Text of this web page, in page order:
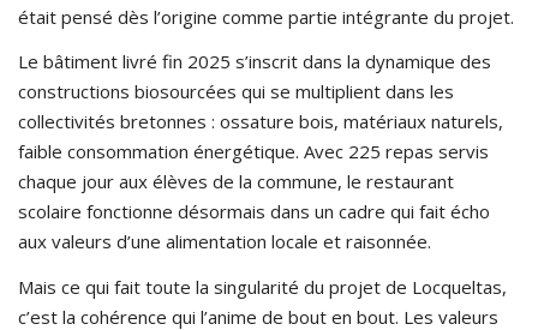
était pensé dès l’origine comme partie intégrante du projet.
Le bâtiment livré fin 2025 s’inscrit dans la dynamique des
constructions biosourcées qui se multiplient dans les
collectivités bretonnes : ossature bois, matériaux naturels,
faible consommation énergétique. Avec 225 repas servis
chaque jour aux élèves de la commune, le restaurant
scolaire fonctionne désormais dans un cadre qui fait écho
aux valeurs d’une alimentation locale et raisonnée.
Mais ce qui fait toute la singularité du projet de Locqueltas,
c’est la cohérence qui l’anime de bout en bout. Les valeurs